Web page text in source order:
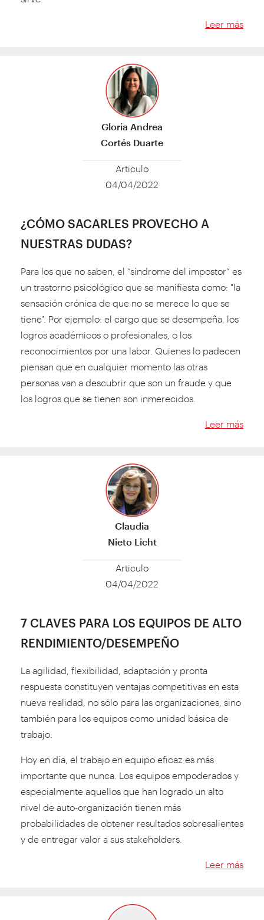
Leer más
Gloria Andrea
Cortés Duarte
Articulo
04/04/2022
¿CÓMO SACARLES PROVECHO A
NUESTRAS DUDAS?
Para los que no saben, el “síndrome del impostor” es
un trastorno psicológico que se manifiesta como: "la
sensación crónica de que no se merece lo que se
tiene". Por ejemplo: el cargo que se desempeña, los
logros académicos o profesionales, o los
reconocimientos por una labor. Quienes lo padecen
piensan que en cualquier momento las otras
personas van a descubrir que son un fraude y que
los logros que se tienen son inmerecidos.
Leer más
Claudia
Nieto Licht
Articulo
04/04/2022
7 CLAVES PARA LOS EQUIPOS DE ALTO
RENDIMIENTO/DESEMPEÑO
La agilidad, flexibilidad, adaptación y pronta
respuesta constituyen ventajas competitivas en esta
nueva realidad, no sólo para las organizaciones, sino
también para los equipos como unidad básica de
trabajo.
Hoy en día, el trabajo en equipo eficaz es más
importante que nunca. Los equipos empoderados y
especialmente aquellos que han logrado un alto
nivel de auto-organización tienen más
probabilidades de obtener resultados sobresalientes
y de entregar valor a sus stakeholders.
Leer más